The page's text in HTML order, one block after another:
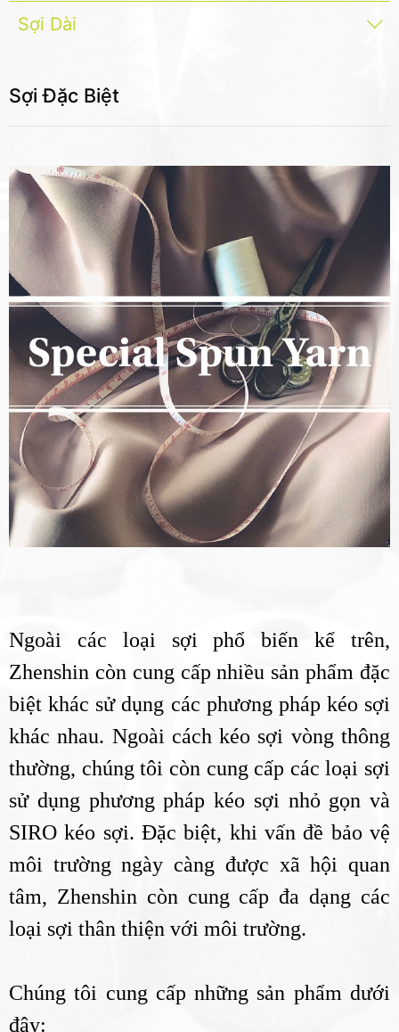
Sợi Dài
Sợi Đặc Biệt
Ngoài các loại sợi phổ biến kể trên,
Zhenshin còn cung cấp nhiều sản phẩm đặc
biệt khác sử dụng các phương pháp kéo sợi
khác nhau. Ngoài cách kéo sợi vòng thông
thường, chúng tôi còn cung cấp các loại sợi
sử dụng phương pháp kéo sợi nhỏ gọn và
SIRO kéo sợi. Đặc biệt, khi vấn đề bảo vệ
môi trường ngày càng được xã hội quan
tâm, Zhenshin còn cung cấp đa dạng các
loại sợi thân thiện với môi trường.
Chúng tôi cung cấp những sản phẩm dưới
đây: